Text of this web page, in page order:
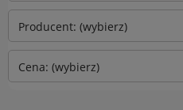
Producent: (wybierz)
Cena: (wybierz)